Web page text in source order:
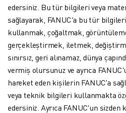
edersiniz. Bu tür bilgileri veya
sağlayarak, FANUC'a bu tür
kullanmak, çoğaltmak,
gerçekleştirmek, iletmek,
sınırsız, geri alınamaz, dünya
vermiş olursunuz ve ayrıca
hareket eden kişilerin FANUC'a
veya teknik bilgileri kullanmakta
edersiniz. Ayrıca FANUC'un sizden